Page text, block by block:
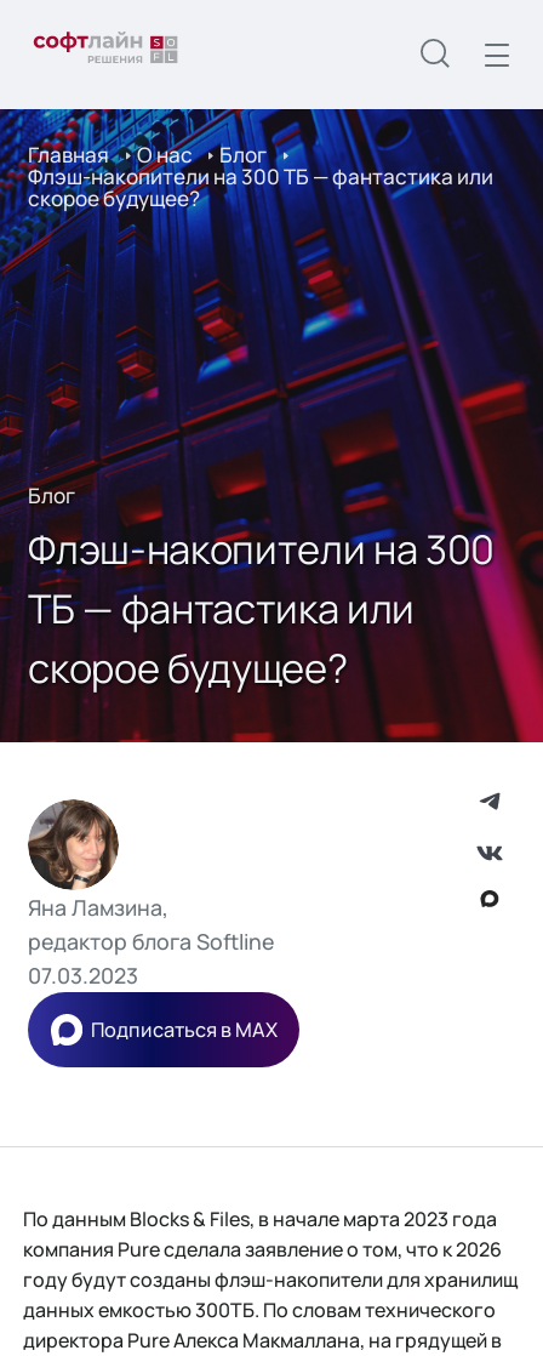
Главная О нас Блог
Флэш-накопители на 300 ТБ — фантастика или
скорое будущее?
Блог
Флэш-накопители на 300
ТБ — фантастика или
скорое будущее?
Яна Ламзина,
редактор блога Softline
07.03.2023
Подписаться в MAX
По данным Blocks & Files, в начале марта 2023 года
компания Pure сделала заявление о том, что к 2026
году будут созданы флэш-накопители для хранилищ
данных емкостью 300ТБ. По словам технического
директора Pure Алекса Макмаллана, на грядущей в